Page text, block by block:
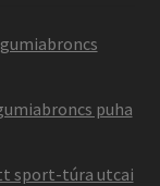
puha
sport-túra utcai